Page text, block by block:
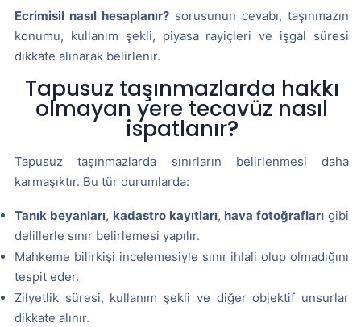
Ecrimisil nasıl hesaplanır? sorusunun cevabı, taşınmazın
konumu, kullanım şekli, piyasa rayiçleri ve işgal süresi
dikkate alınarak belirlenir.
Tapusuz taşınmazlarda hakkı
olmayan yere tecavüz nasıl
ispatlanır?
Tapusuz taşınmazlarda sınırların belirlenmesi daha
karmaşıktır. Bu tür durumlarda:
Tanık beyanları, kadastro kayıtları, hava fotoğrafları gibi
delillerle sınır belirlemesi yapılır.
Mahkeme bilirkişi incelemesiyle sınır ihlali olup olmadığını
tespit eder.
Zilyetlik süresi, kullanım şekli ve diğer objektif unsurlar
dikkate alınır.